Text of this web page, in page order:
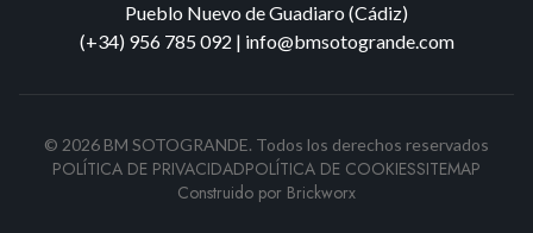
Pueblo Nuevo de Guadiaro (Cádiz)
(+34) 956 785 092 | info@bmsotogrande.com
© 2026 BM SOTOGRANDE. Todos los derechos reservados
POLÍTICA DE PRIVACIDADPOLÍTICA DE COOKIESSITEMAP
Construido por Brickworx